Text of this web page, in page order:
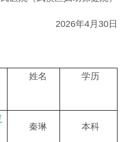
2026年4月30日
姓名 学历
秦琳 本科